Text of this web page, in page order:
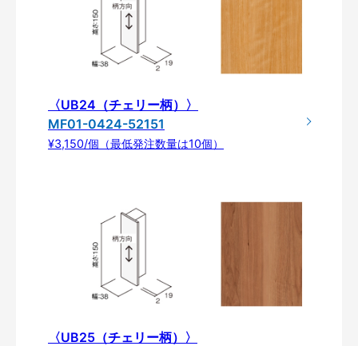
〈UB24（チェリー柄）〉
MF01-0424-52151
¥3,150/個（最低発注数量は10個）
〈UB25（チェリー柄）〉